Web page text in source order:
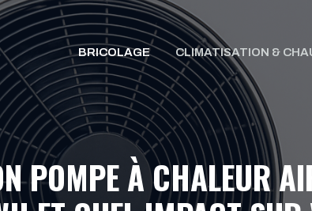
BRICOLAGE CLIMATISATION &
POMPE À CHALEUR